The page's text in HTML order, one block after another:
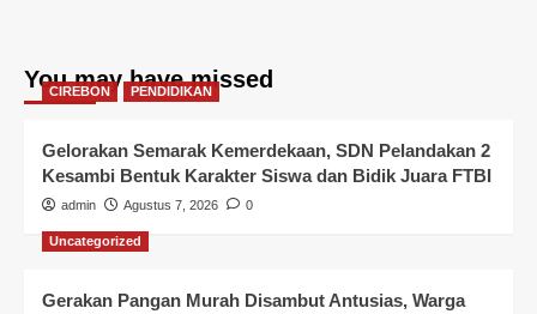
You may have missed
CIREBON PENDIDIKAN
Gelorakan Semarak Kemerdekaan, SDN Pelandakan 2
Kesambi Bentuk Karakter Siswa dan Bidik Juara FTBI
admin Agustus 7, 2026 0
Uncategorized
Gerakan Pangan Murah Disambut Antusias, Warga